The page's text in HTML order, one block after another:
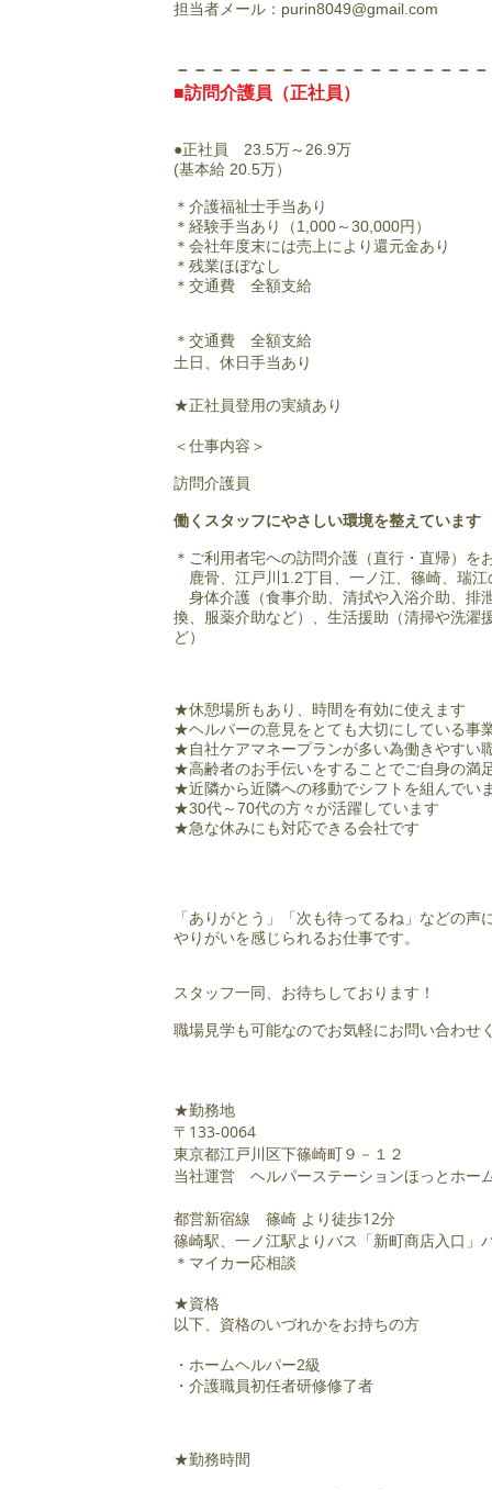
担当者メール： purin8049@gmail.com
－－－－－－－－－－－－－－－－－
■訪問介護員（正社員）
●正社員 23.5万～26.9万
(基本給 20.5万）
＊介護福祉士手当あり
＊経験手当あり（1,000～30,000円）
＊会社年度末には売上により還元金あり
＊残業ほぼなし
＊交通費 全額支給
＊ 交通費 全額支給
土日、休日手当あり
★正社員登用の実績あり
＜仕事内容＞
訪問介護員
働くスタッフにやさしい環境を整えています
＊ご利用者宅への訪問介護（直行・直帰）を
鹿骨、江戸川1.2丁目、一ノ江、篠崎、瑞江
身体介護（食事介助、清拭や入浴介助、排
換、服薬介助など）、生活援助（清掃や洗濯
ど）
★休憩場所もあり、時間を有効に使えます
★ヘルパーの意見をとても大切にしている事
★自社ケアマネープランが多い為働きやすい
★高齢者のお手伝いをすることでご自身の満
★近隣から近隣への移動でシフトを組んでい
★30代～70代の方々が活躍しています
​★急な休みにも対応できる会社です
「ありがとう」「次も待ってるね」などの声
やりがいを感じられるお仕事です。
スタッフ一同、お待ちしております！
職場見学も可能なのでお気軽にお問い合わせ
★勤務地
〒133-0064
東京都江戸川区下篠崎町９－１２
当社運営 ヘルパーステーションほっとホー
都営新宿線 篠崎 より徒歩12分
篠崎駅、一ノ江駅よりバス「新町商店入口」
＊マイカー応相談
★資格
以下、資格のいづれかをお持ちの方
・ホームヘルパー2級
・介護職員初任者研修修了者
★勤務時間